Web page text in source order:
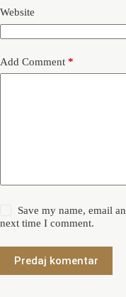
Website
Add Comment *
Save my name, email
next time I comment.
Predaj komentar